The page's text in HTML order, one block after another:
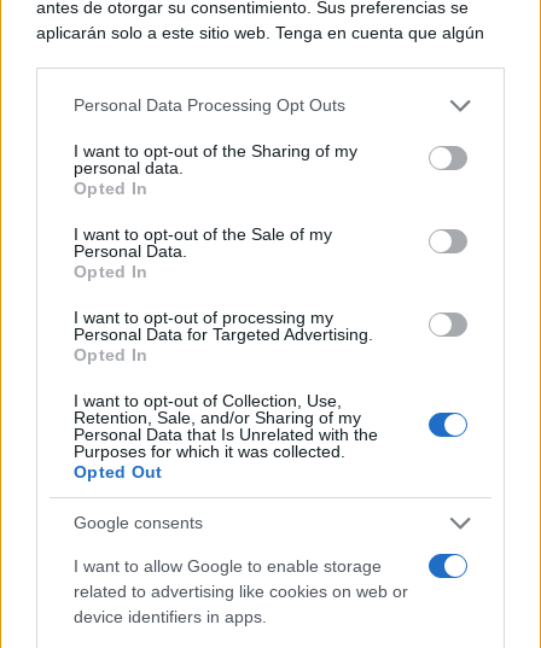
antes de otorgar su consentimiento. Sus preferencias se
aplicarán solo a este sitio web. Tenga en cuenta que algún
rechazar tal procesamiento. Puede cambiar sus preferencias
a este sitio y haciendo clic en el botón "Privacidad" en la
parte inferior de la página web.
Please note that this website/app uses one or more Google
services and may gather and store information including but
not limited to your visit or usage behaviour. You may click to
use your data for below specified purposes in below Google
consent section.
Personal Data Processing Opt Outs
I want to opt-out of the Sharing of my
personal data.
Opted In
I want to opt-out of the Sale of my
Personal Data.
Opted In
I want to opt-out of processing my
Personal Data for Targeted Advertising.
Opted In
I want to opt-out of Collection, Use,
Retention, Sale, and/or Sharing of my
Personal Data that Is Unrelated with the
Purposes for which it was collected.
Opted Out
Google consents
I want to allow Google to enable storage
related to advertising like cookies on web or
device identifiers in apps.
9 apps que valen oro
útiles
Últimas noticias
Andrés Gómez Mora, a los...
06/08/2026
El próximo eclipse en el Quijote Cósmico de
Alcázar de San...
06/08/2026
El SEPRONA investiga a dos personas por el
06/08/2026